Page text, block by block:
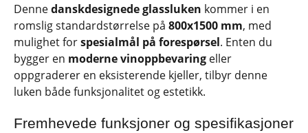
Dennedanskdesignede glassluken kommer i en
romslig standardstørrelse på 800x1500 mm, med
mulighet forspesialmål på forespørsel. Enten du
bygger en moderne vinoppbevaring eller
oppgraderer en eksisterende kjeller, tilbyr denne
luken både funksjonalitet og estetikk.
Fremhevede funksjoner og spesifikasjoner